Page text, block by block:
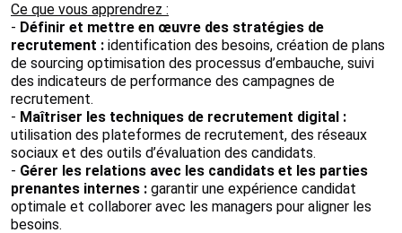
Ce que vous apprendrez :
- Définir et mettre en œuvre des stratégies de
recrutement : identification des besoins, création de plans
de sourcing optimisation des processus d’embauche, suivi
des indicateurs de performance des campagnes de
recrutement.
- Maîtriser les techniques de recrutement digital :
utilisation des plateformes de recrutement, des réseaux
sociaux et des outils d’évaluation des candidats.
- Gérer les relations avec les candidats et les parties
prenantes internes : garantir une expérience candidat
optimale et collaborer avec les managers pour aligner les
besoins.